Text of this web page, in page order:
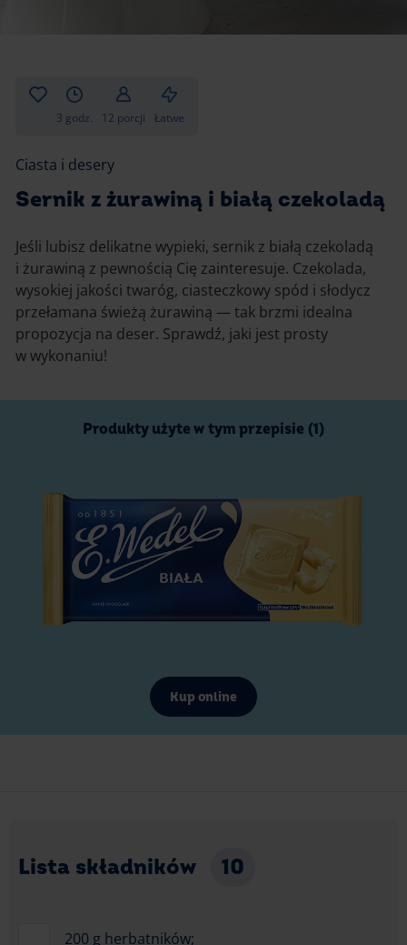
Inne
Ciasta i desery
Napoje i koktajle
Desery i przekąski
3 godz. 12 porcji Łatwe
Ciasta i desery
Sernik z żurawiną i białą czekoladą
Jeśli lubisz delikatne wypieki, sernik z białą czekoladą
i żurawiną z pewnością Cię zainteresuje. Czekolada,
wysokiej jakości twaróg, ciasteczkowy spód i słodycz
przełamana świeżą żurawiną — tak brzmi idealna
propozycja na deser. Sprawdź, jaki jest prosty
w wykonaniu!
Produkty użyte w tym przepisie (1)
Kup online
Lista składników 10
200 g herbatników;